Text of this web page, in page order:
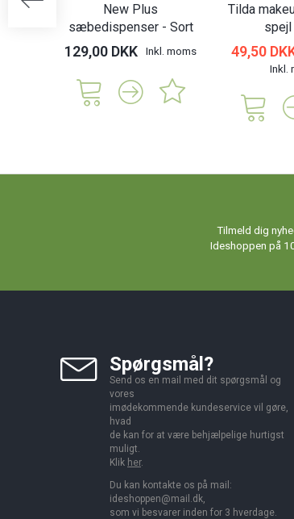
New Plus
sæbedispenser - Sort
129,00 DKK Inkl. moms
Tilda
49,50
Inkl.
Tilmeld dig
Ideshoppen på
Spørgsmål?
Send os en mail med dit spørgsmål og
vores
imødekommende kundeservice vil gøre,
hvad
de kan for at være behjælpelige hurtigst
muligt.
Klik her.
Du kan kontakte os på mail:
ideshoppen@mail.dk,
som vi besvarer inden for 3 hverdage.